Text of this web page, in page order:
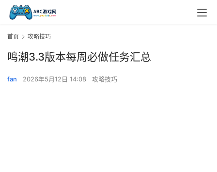
首页 攻略技巧
鸣潮3.3版本每周必做任务汇总
fan 2026年5月12日 14:08 攻略技巧